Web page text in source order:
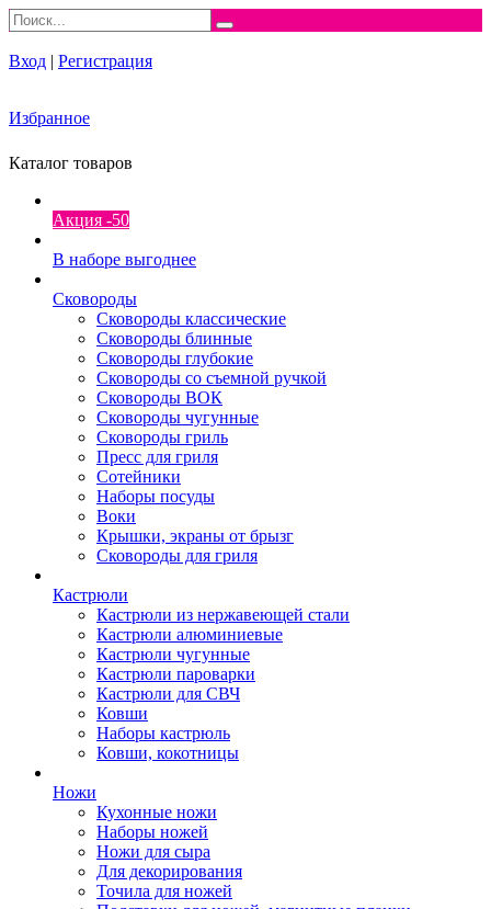
Вход | Регистрация
Избранное
Каталог товаров
Акция -50
В наборе выгоднее
Сковороды
Сковороды классические
Сковороды блинные
Сковороды глубокие
Сковороды со съемной ручкой
Сковороды ВОК
Сковороды чугунные
Сковороды гриль
Пресс для гриля
Сотейники
Наборы посуды
Воки
Крышки, экраны от брызг
Сковороды для гриля
Кастрюли
Кастрюли из нержавеющей стали
Кастрюли алюминиевые
Кастрюли чугунные
Кастрюли пароварки
Кастрюли для СВЧ
Ковши
Наборы кастрюль
Ковши, кокотницы
Ножи
Кухонные ножи
Наборы ножей
Ножи для сыра
Для декорирования
Точила для ножей